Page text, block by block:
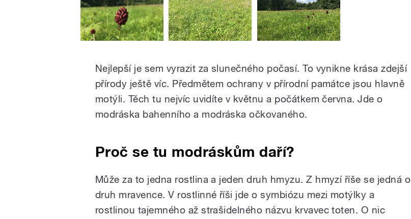
Nejlepší je sem vyrazit za slunečného počasí. To vynikne krása zdejší
přírody ještě víc. Předmětem ochrany v přírodní památce jsou hlavně
motýli. Těch tu nejvíc uvidíte v květnu a počátkem června. Jde o
modráska bahenního a modráska očkovaného.
Proč se tu modráskům daří?
Může za to jedna rostlina a jeden druh hmyzu. Z hmyzí říše se jedná o
druh mravence. V rostlinné říši jde o symbiózu mezi motýlky a
rostlinou tajemného až strašidelného názvu krvavec toten. O nic